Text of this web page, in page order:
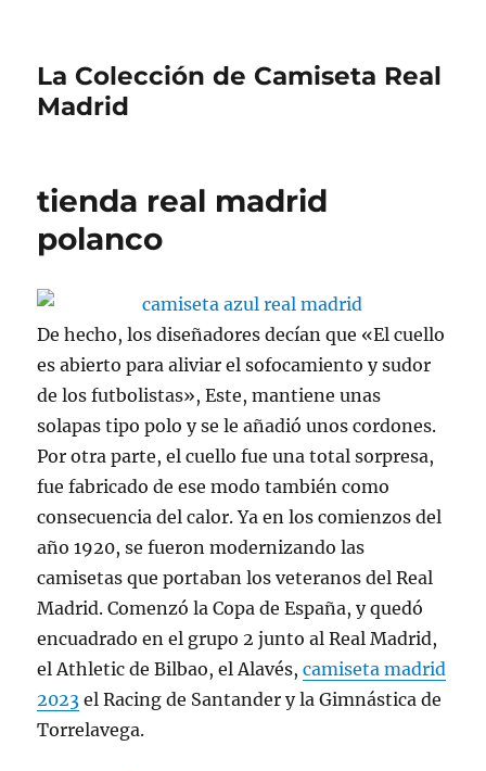
La Colección de Camiseta Real
Madrid
tienda real madrid
polanco
De hecho, los diseñadores decían que «El cuello
es abierto para aliviar el sofocamiento y sudor
de los futbolistas», Este, mantiene unas
solapas tipo polo y se le añadió unos cordones.
Por otra parte, el cuello fue una total sorpresa,
fue fabricado de ese modo también como
consecuencia del calor. Ya en los comienzos del
año 1920, se fueron modernizando las
camisetas que portaban los veteranos del Real
Madrid. Comenzó la Copa de España, y quedó
encuadrado en el grupo 2 junto al Real Madrid,
el Athletic de Bilbao, el Alavés,camiseta madrid
2023 el Racing de Santander y la Gimnástica de
Torrelavega.